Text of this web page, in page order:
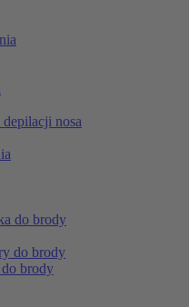
nosa
do brody
do brody
do brody